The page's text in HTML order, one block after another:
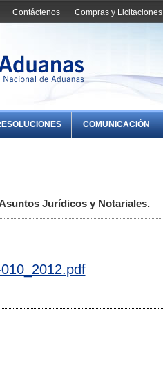
Compras y Licitaciones
Contáctenos
COMUNICACIÓN
Jurídicos y Notariales.